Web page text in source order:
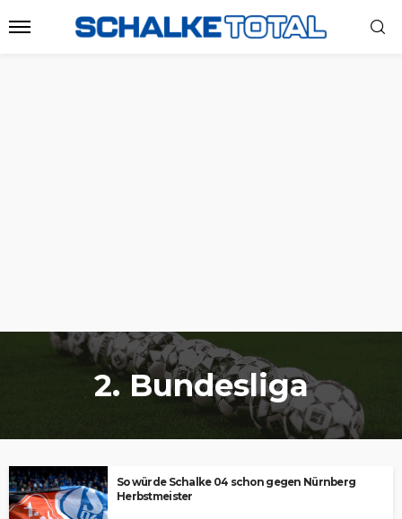
2. Bundesliga
So würde Schalke 04 schon gegen Nürnberg
Herbstmeister